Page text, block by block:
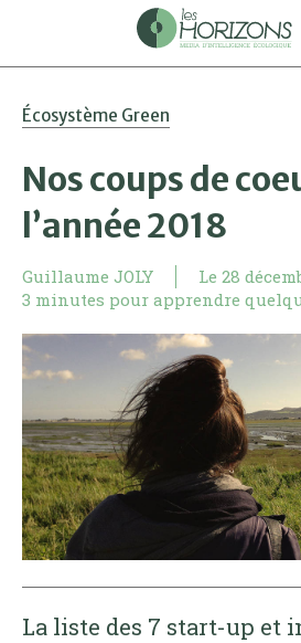
Écosystème Green
Nos coups de
l’année 2018
Guillaume JOLY Le 28
3 minutes pour apprendre
La liste des 7 start-up et